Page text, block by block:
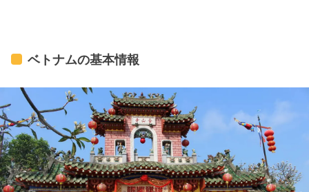
ベトナムの基本情報